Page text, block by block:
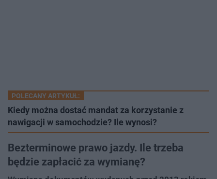
POLECANY ARTYKUŁ:
Kiedy można dostać mandat za korzystanie z
nawigacji w samochodzie? Ile wynosi?
Bezterminowe prawo jazdy. Ile trzeba
będzie zapłacić za wymianę?